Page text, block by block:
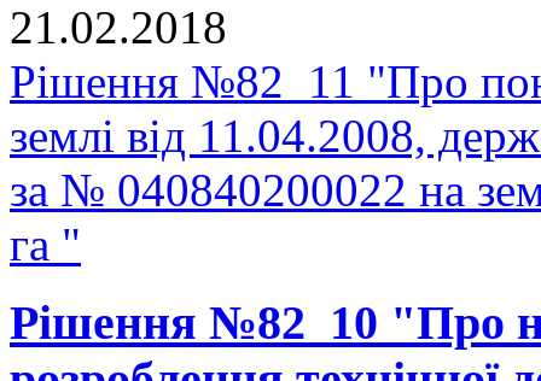
21.02.2018
Рішення №82_11 "Про
землі від 11.04.2008,
за № 040840200022 на
га "
Рішення №82_10 "Про